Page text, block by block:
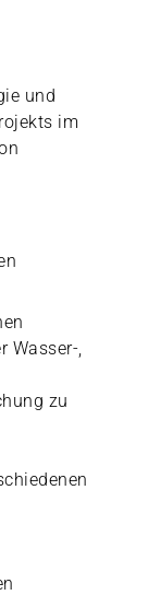
und
im
Wasser-,
zu